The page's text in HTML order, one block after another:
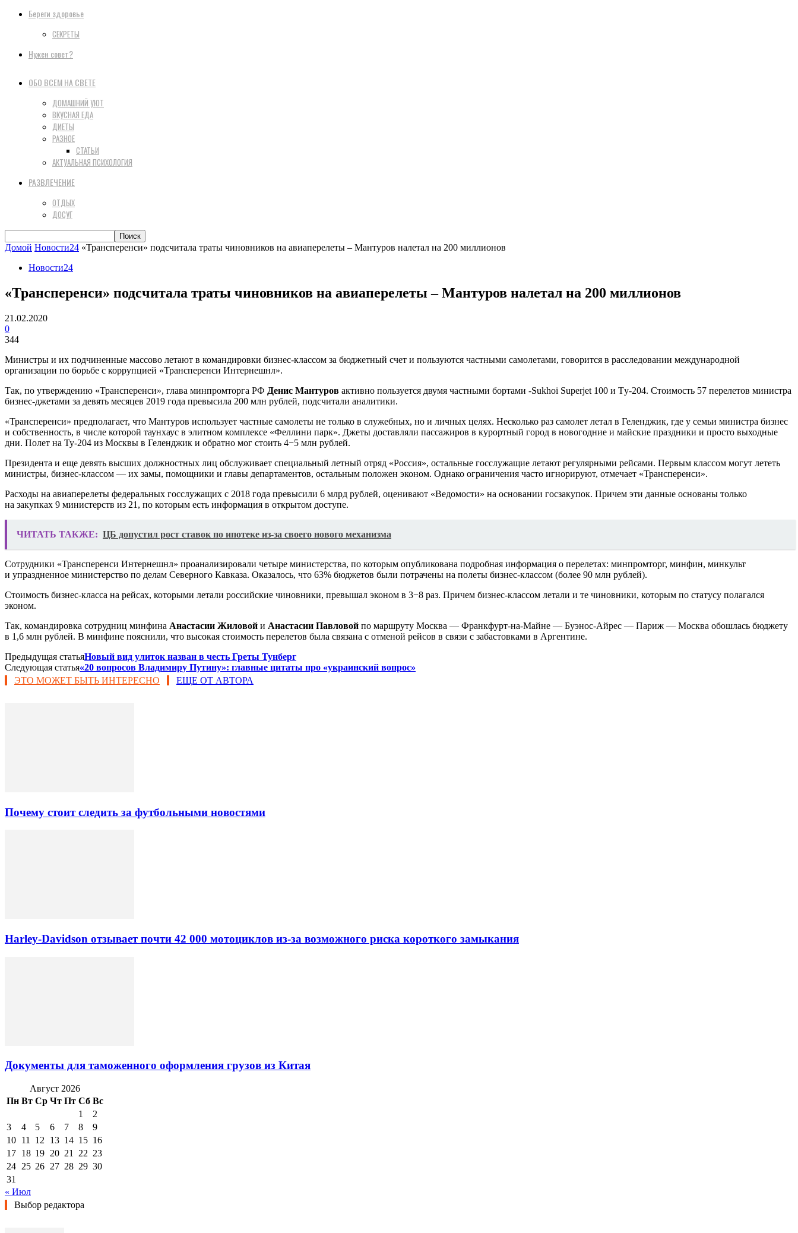
Береги здоровье
СЕКРЕТЫ
Нужен совет?
ОБО ВСЕМ НА СВЕТЕ
ДОМАШНИЙ УЮТ
ВКУСНАЯ ЕДА
ДИЕТЫ
РАЗНОЕ
СТАТЬИ
АКТУАЛЬНАЯ ПСИХОЛОГИЯ
РАЗВЛЕЧЕНИЕ
ОТДЫХ
ДОСУГ
Домой Новости24 «Трансперенси» подсчитала траты чиновников на авиаперелеты – Мантуров налетал на 200 миллионов
Новости24
«Трансперенси» подсчитала траты чиновников на авиаперелеты – Мантуров налетал на 200 миллионов
21.02.2020
0
344
Министры и их подчиненные массово летают в командировки бизнес-классом за бюджетный счет и пользуются частными самолетами, говорится в расследовании международной
организации по борьбе с коррупцией «Трансперенси Интернешнл».
Так, по утверждению «Трансперенси», глава минпромторга РФ Денис Мантуров активно пользуется двумя частными бортами -Sukhoi Superjet 100 и Tу-204. Стоимость 57 перелетов министра
бизнес-джетами за девять месяцев 2019 года превысила 200 млн рублей, подсчитали аналитики.
«Трансперенси» предполагает, что Мантуров использует частные самолеты не только в служебных, но и личных целях. Несколько раз самолет летал в Геленджик, где у семьи министра бизнес
и собственность, в числе которой таунхаус в элитном комплексе «Феллини парк». Джеты доставляли пассажиров в курортный город в новогодние и майские праздники и просто выходные
дни. Полет на Ту-204 из Москвы в Геленджик и обратно мог стоить 4−5 млн рублей.
Президента и еще девять высших должностных лиц обслуживает специальный летный отряд «Россия», остальные госслужащие летают регулярными рейсами. Первым классом могут лететь
министры, бизнес-классом — их замы, помощники и главы департаментов, остальным положен эконом. Однако ограничения часто игнорируют, отмечает «Трансперенси».
Расходы на авиаперелеты федеральных госслужащих с 2018 года превысили 6 млрд рублей, оценивают «Ведомости» на основании госзакупок. Причем эти данные основаны только
на закупках 9 министерств из 21, по которым есть информация в открытом доступе.
ЧИТАТЬ ТАКЖЕ: ​ЦБ допустил рост ставок по ипотеке из-за своего нового механизма
Сотрудники «Трансперенси Интернешнл» проанализировали четыре министерства, по которым опубликована подробная информация о перелетах: минпромторг, минфин, минкульт
и упраздненное министерство по делам Северного Кавказа. Оказалось, что 63% бюджетов были потрачены на полеты бизнес-классом (более 90 млн рублей).
Стоимость бизнес-класса на рейсах, которыми летали российские чиновники, превышал эконом в 3−8 раз. Причем бизнес-классом летали и те чиновники, которым по статусу полагался
эконом.
Так, командировка сотрудниц минфина Анастасии Жиловой и Анастасии Павловой по маршруту Москва — Франкфурт-на-Майне — Буэнос-Айрес — Париж — Москва обошлась бюджету
в 1,6 млн рублей. В минфине пояснили, что высокая стоимость перелетов была связана с отменой рейсов в связи с забастовками в Аргентине.
Предыдущая статьяНовый вид улиток назван в честь Греты Тунберг
Следующая статья«20 вопросов Владимиру Путину»: главные цитаты про «украинский вопрос»
ЭТО МОЖЕТ БЫТЬ ИНТЕРЕСНО
ЕЩЕ ОТ АВТОРА
Почему стоит следить за футбольными новостями
Harley-Davidson отзывает почти 42 000 мотоциклов из-за возможного риска короткого замыкания
Документы для таможенного оформления грузов из Китая
Август 2026
Пн Вт Ср Чт Пт Сб Вс
1
2
3
4 5 6 7 8
9
10 11 12 13 14 15 16
17 18 19 20 21 22 23
24 25 26 27 28 29 30
31
« Июл
Выбор редактора